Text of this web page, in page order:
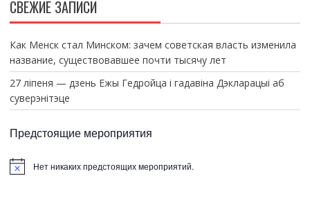
СВЕЖИЕ ЗАПИСИ
Как Менск стал Минском: зачем советская власть изменила
название, существовавшее почти тысячу лет
27 ліпеня — дзень Ежы Гедройца і гадавіна Дэкларацыі аб
суверэнітэце
Предстоящие мероприятия
Нет никаких предстоящих мероприятий.